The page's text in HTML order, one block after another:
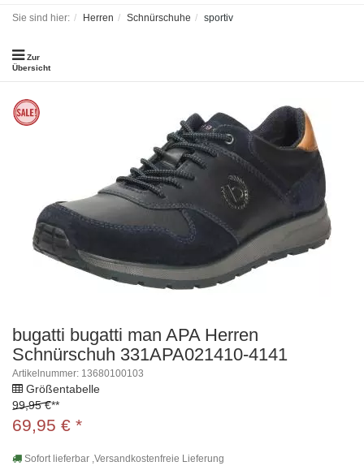
Sie sind hier: Herren Schnürschuhe sportiv
Zur
Übersicht
bugatti bugatti man APA Herren
Schnürschuh 331APA021410-4141
Artikelnummer: 13680100103
Größentabelle
99,95 €**
69,95 € *
Sofort lieferbar ,Versandkostenfreie Lieferung